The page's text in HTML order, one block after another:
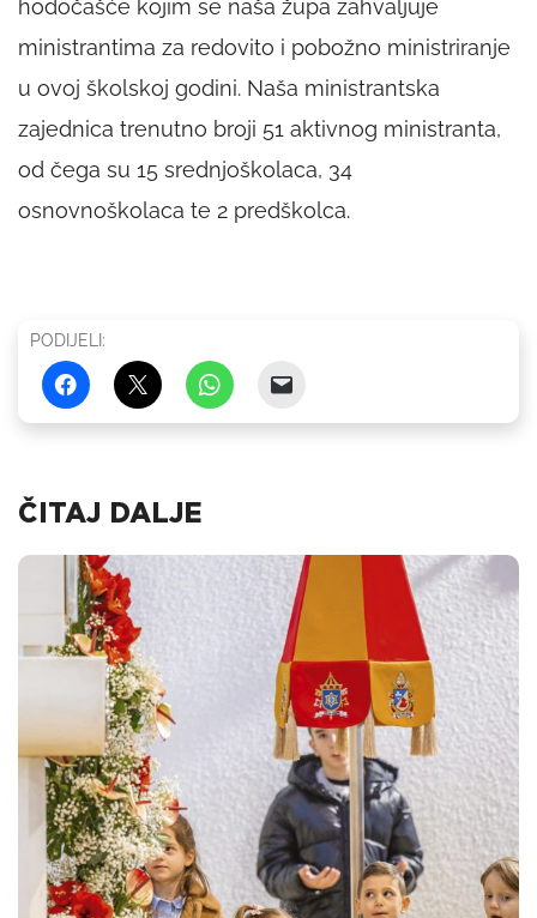
hodočašće kojim se naša župa zahvaljuje
ministrantima za redovito i pobožno ministriranje
u ovoj školskoj godini. Naša ministrantska
zajednica trenutno broji 51 aktivnog ministranta,
od čega su 15 srednjoškolaca, 34
osnovnoškolaca te 2 predškolca.
PODIJELI:
ČITAJ DALJE